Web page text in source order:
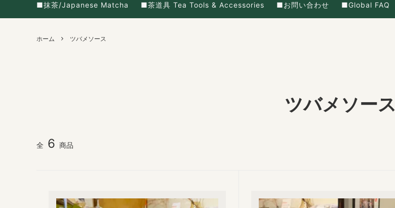
■抹茶/Japanese Matcha ■茶道具 Tea Tools & Accessories ■お問い合わせ ■Global FAQ
ホーム ツバメソース
ツバメソース
全 6 商品